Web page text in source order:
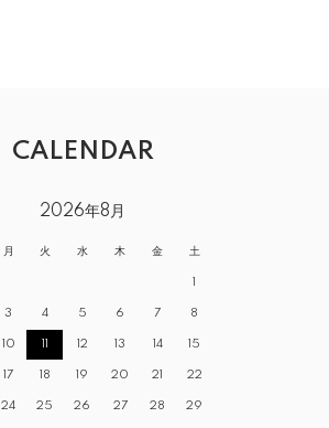
CALENDAR
2026年8月
月 火 水 木 金 土
1
3 4 5 6 7 8
10 11 12 13 14 15
17 18 19 20 21 22
24 25 26 27 28 29